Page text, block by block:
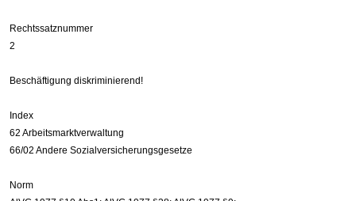
Rechtssatznummer
2
Beschäftigung diskriminierend!
Index
62 Arbeitsmarktverwaltung
66/02 Andere Sozialversicherungsgesetze
Norm